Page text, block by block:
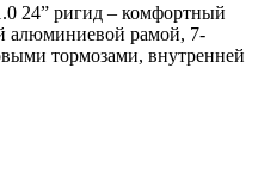
24” ригид – комфортный
алюминиевой рамой, 7-
тормозами, внутренней